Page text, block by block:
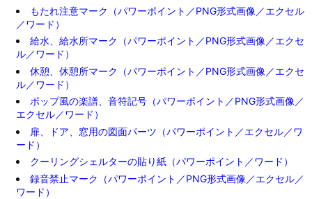
もたれ注意マーク（パワーポイント／PNG形式画像／エクセル
／ワード）
給水、給水所マーク（パワーポイント／PNG形式画像／エクセ
ル／ワード）
休憩、休憩所マーク（パワーポイント／PNG形式画像／エクセ
ル／ワード）
ポップ風の楽譜、音符記号（パワーポイント／PNG形式画像／
エクセル／ワード）
扉、ドア、窓用の図面パーツ（パワーポイント／エクセル／ワ
ード）
クーリングシェルターの貼り紙（パワーポイント／ワード）
録音禁止マーク（パワーポイント／PNG形式画像／エクセル／
ワード）